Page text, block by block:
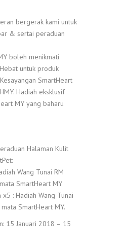
bergerak kami untuk
& sertai peraduan
boleh menikmati
untuk produk
SmartHeart
Hadiah eksklusif
MY yang baharu
Halaman Kulit
Wang Tunai RM
SmartHeart MY
: Hadiah Wang Tunai
SmartHeart MY.
15 Januari 2018 – 15